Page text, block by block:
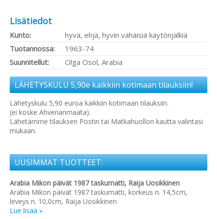
Lisätiedot
Kunto:
hyvä, ehjä, hyvin vähäisiä käytönjälkiä
Tuotannossa:
1963-74
Suunnitellut:
Olga Osol, Arabia
LÄHETYSKULU 5,90e kaikkiin kotimaan tilauksiin!
Lähetyskulu 5,90 euroa kaikkiin kotimaan tilauksiin.
(ei koske Ahvenanmaata).
Lähetämme tilauksen Postin tai Matkahuollon kautta valintasi
mukaan.
UUSIMMAT TUOTTEET:
Arabia Mikon päivät 1987 taskumatti, Raija Uosikkinen
Arabia Mikon päivät 1987 taskumatti, korkeus n. 14,5cm,
leveys n. 10,0cm, Raija Uosikkinen
Lue lisää »